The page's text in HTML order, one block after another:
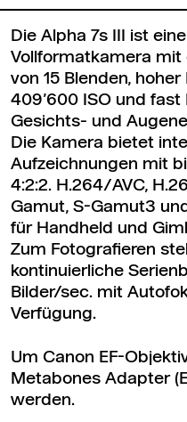
Die Alpha 7s III ist
Vollformatkamera mit
von 15 Blenden,
409’600 ISO und
Gesichts- und
Die Kamera bietet
Aufzeichnungen mit
4:2:2. H.264/AVC,
Gamut, S-Gamut3
für Handheld und
Zum Fotografieren
kontinuierliche
Bilder/sec. mit
Verfügung.
Um Canon EF-
Metabones Adapter
werden.